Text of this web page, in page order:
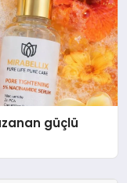
güçlü